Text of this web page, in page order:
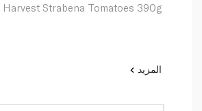
Harvest Strabena Tomatoes 390g
المزيد